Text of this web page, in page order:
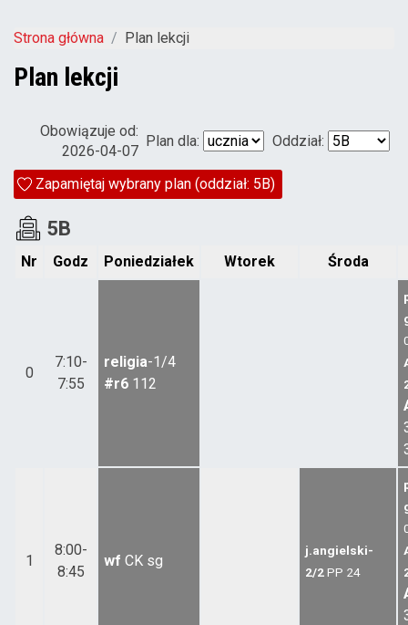
Strona główna Plan lekcji
Plan lekcji
Obowiązuje od:
2026-04-07
Plan dla: Oddział:
Zapamiętaj wybrany plan (oddział: 5B)
5B
Nr Godz Poniedziałek Wtorek Środa
0
7:10-
7:55
religia-1/4
#r6 112
1
8:00-
8:45
wf CK sg
j.angielski-
2/2PP 24